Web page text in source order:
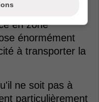
en
en zone
énormément
à transporter la
ne soit pas à
particulièrement